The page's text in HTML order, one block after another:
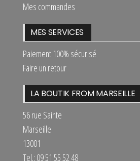
Mes commandes
MES SERVICES
Paiement 100% sécurisé
Faire un retour
LA BOUTIK FROM MARSEILLE
56 rue Sainte
Marseille
13001
Tel.: 09 51 55 52 48